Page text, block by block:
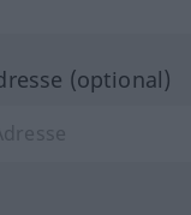
(optional)